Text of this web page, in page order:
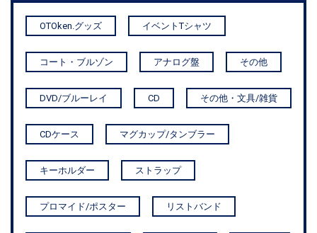
OTOken.グッズ イベントTシャツ
コート・ブルゾン アナログ盤 その他
DVD/ブルーレイ CD その他・文具/雑貨
CDケース マグカップ/タンブラー
キーホルダー ストラップ
プロマイド/ポスター リストバンド